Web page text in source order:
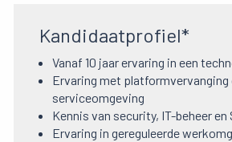
Kandidaatprofiel*
Vanaf 10 jaar ervaring in een
Ervaring met
serviceomgeving
Kennis van security, IT-beheer en
Ervaring in gereguleerde